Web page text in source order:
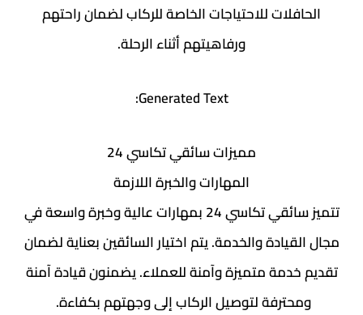
الحافلات للاحتياجات الخاصة للركاب لضمان راحتهم
ورفاهيتهم أثناء الرحلة.
Generated Text:
مميزات سائقي تكاسي 24
المهارات والخبرة اللازمة
تتميز سائقي تكاسي 24 بمهارات عالية وخبرة واسعة في
مجال القيادة والخدمة. يتم اختيار السائقين بعناية لضمان
تقديم خدمة متميزة وآمنة للعملاء. يضمنون قيادة آمنة
ومحترفة لتوصيل الركاب إلى وجهتهم بكفاءة.